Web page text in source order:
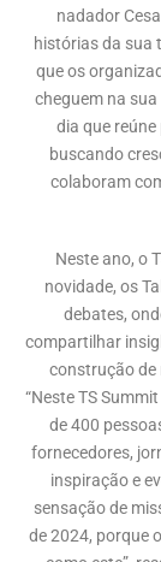
nadador
histórias da sua
que os
cheguem na
dia que
buscando
colaboram
Neste ano, o
novidade, os
debates,
compartilhar
construção de
“Neste TS
de 400
fornecedores,
inspiração e
sensação de
de 2024, porque